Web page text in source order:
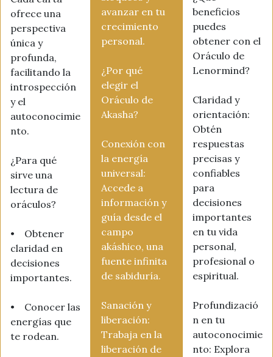
ofrece una
perspectiva
única y
profunda,
facilitando la
introspección
y el
autoconocimie
nto.
¿Para qué
sirve una
lectura de
oráculos?
• Obtener
claridad en
decisiones
importantes.
• Conocer las
energías que
te rodean.
avanzar en tu
crecimiento
personal.
¿Por qué
elegir el
Oráculo de
Akasha?
Conexión con
la energía
universal:
Accede a
información y
guía desde el
campo
akáshico, una
fuente infinita
de sabiduría.
Sanación y
liberación:
Trabaja en la
liberación de
beneficios
puedes
obtener con el
Oráculo de
Lenormind?
Claridad y
orientación:
Obtén
respuestas
precisas y
confiables
para
decisiones
importantes
en tu vida
personal,
profesional o
espiritual.
Profundizació
n en tu
autoconocimie
nto: Explora